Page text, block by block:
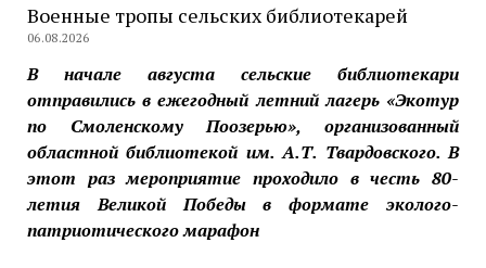
Военные тропы сельских библиотекарей
06.08.2026
В начале августа сельские библиотекари
отправились в ежегодный летний лагерь «Экотур
по Смоленскому Поозерью», организованный
областной библиотекой им. А.Т. Твардовского. В
этот раз мероприятие проходило в честь 80-
летия Великой Победы в формате эколого-
патриотического марафон